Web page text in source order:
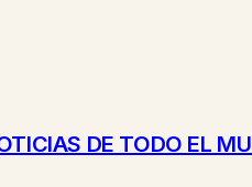
DE TODO EL